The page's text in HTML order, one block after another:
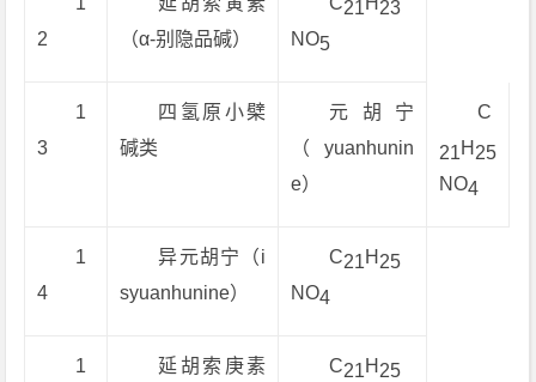
2
（α-别隐品碱）
21
23
NO5
1
3
四氢原小檗
碱类
元胡宁
（yuanhunin
e）
C
21H 25
NO4
1
4
异元胡宁（i
syuanhunine）
C21H 25
NO4
1
延胡索庚素
C21H 25